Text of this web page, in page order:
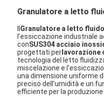
Granulatore a letto
Granulatore a letto
l'essiccazione industriale
conSUS304 acciaio
progettati per lavorazione
tecnologia del letto
miscelazione e
una dimensione uniforme
preciso dell'umidità e un
efficiente per la